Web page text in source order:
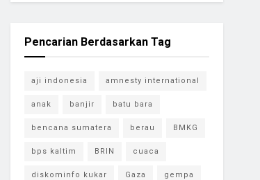
Pencarian Berdasarkan Tag
aji indonesia amnesty international
anak banjir batu bara
bencana sumatera berau BMKG
bps kaltim BRIN cuaca
diskominfo kukar Gaza gempa